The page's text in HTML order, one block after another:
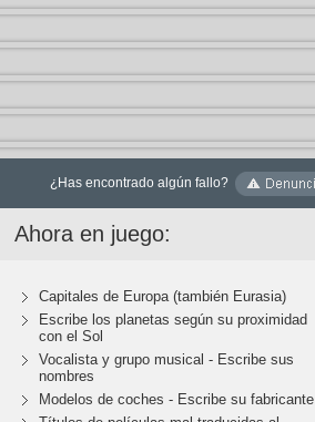
¿Has encontrado algún fallo?
Ahora en juego:
Capitales de Europa (también Eurasia)
Escribe los planetas según su proximidad
con el Sol
Vocalista y grupo musical - Escribe sus
nombres
Modelos de coches - Escribe su fabricante